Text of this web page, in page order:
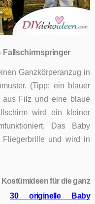
Fallschirmspringer
Ganzkörperanzug in
(Tipp: ein blauer
aus Filz und eine blaue
wird ein kleiner
Das Baby
Fliegerbrille und wird in
für die ganz
30 originelle Baby